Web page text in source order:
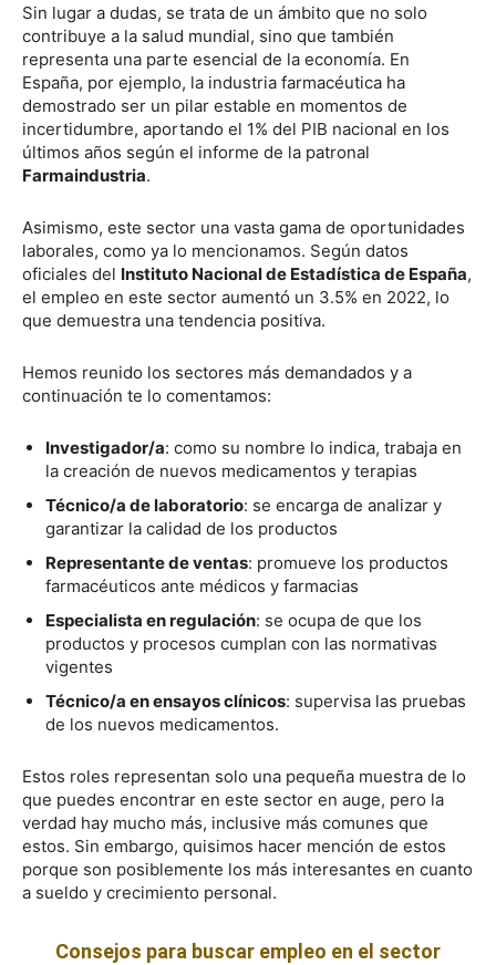
Sin lugar a dudas, se trata de un ámbito que no solo
contribuye a la salud mundial, sino que también
representa una parte esencial de la economía. En
España, por ejemplo, la industria farmacéutica ha
demostrado ser un pilar estable en momentos de
incertidumbre, aportando el 1% del PIB nacional en los
últimos años según el informe de la patronal
Farmaindustria.
Asimismo, este sector una vasta gama de oportunidades
laborales, como ya lo mencionamos. Según datos
oficiales del Instituto Nacional de Estadística de España,
el empleo en este sector aumentó un 3.5% en 2022, lo
que demuestra una tendencia positiva.
Hemos reunido los sectores más demandados y a
continuación te lo comentamos:
Investigador/a: como su nombre lo indica, trabaja en
la creación de nuevos medicamentos y terapias
Técnico/a de laboratorio: se encarga de analizar y
garantizar la calidad de los productos
Representante de ventas: promueve los productos
farmacéuticos ante médicos y farmacias
Especialista en regulación: se ocupa de que los
productos y procesos cumplan con las normativas
vigentes
Técnico/a en ensayos clínicos: supervisa las pruebas
de los nuevos medicamentos.
Estos roles representan solo una pequeña muestra de lo
que puedes encontrar en este sector en auge, pero la
verdad hay mucho más, inclusive más comunes que
estos. Sin embargo, quisimos hacer mención de estos
porque son posiblemente los más interesantes en cuanto
a sueldo y crecimiento personal.
Consejos para buscar empleo en el sector